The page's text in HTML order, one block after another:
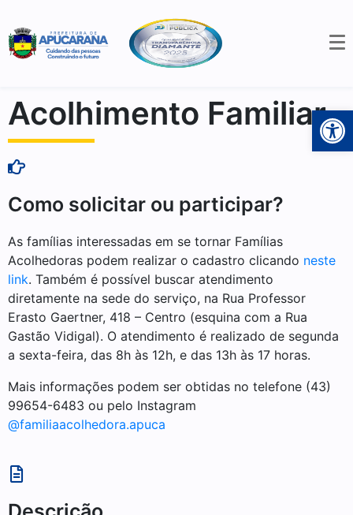
Acolhimento Familiar
Como solicitar ou participar?
As famílias interessadas em se tornar Famílias
Acolhedoras podem realizar o cadastro clicando neste
link. Também é possível buscar atendimento
diretamente na sede do serviço, na Rua Professor
Erasto Gaertner, 418 – Centro (esquina com a Rua
Gastão Vidigal). O atendimento é realizado de segunda
a sexta-feira, das 8h às 12h, e das 13h às 17 horas.
Mais informações podem ser obtidas no telefone (43)
99654-6483 ou pelo Instagram
@familiaacolhedora.apuca